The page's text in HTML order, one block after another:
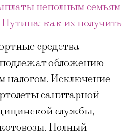
неполным семьям
Путина: как их получить
средства
обложению
налогом. Исключение
санитарной
службы,
Полный